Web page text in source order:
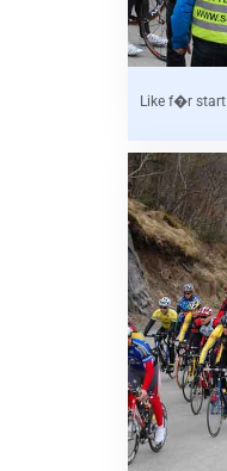
Like f�r start